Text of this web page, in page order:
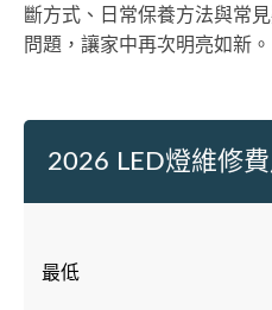
斷方式、日常保養方法與常
問題，讓家中再次明亮如新。
2026 LED燈維修費
最低